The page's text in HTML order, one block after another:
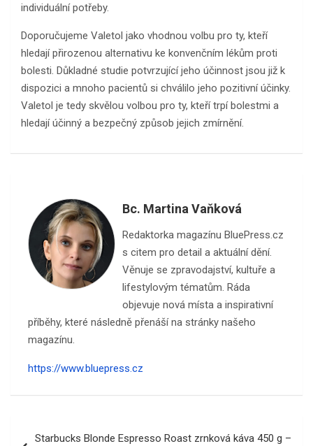
individuální potřeby.
Doporučujeme Valetol jako vhodnou volbu pro ty, kteří
hledají přirozenou alternativu ke konvenčním lékům proti
bolesti. Důkladné studie potvrzující jeho účinnost jsou již k
dispozici a mnoho pacientů si chválilo jeho pozitivní účinky.
Valetol je tedy skvělou volbou pro ty, kteří trpí bolestmi a
hledají účinný a bezpečný způsob jejich zmírnění.
Bc. Martina Vaňková
Redaktorka magazínu BluePress.cz
s citem pro detail a aktuální dění.
Věnuje se zpravodajství, kultuře a
lifestylovým tématům. Ráda
objevuje nová místa a inspirativní
příběhy, které následně přenáší na stránky našeho
magazínu.
https://www.bluepress.cz
Starbucks Blonde Espresso Roast zrnková káva 450 g –